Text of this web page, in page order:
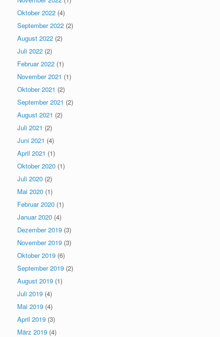
Oktober 2022 (4)
September 2022 (2)
August 2022 (2)
Juli 2022 (2)
Februar 2022 (1)
November 2021 (1)
Oktober 2021 (2)
September 2021 (2)
August 2021 (2)
Juli 2021 (2)
Juni 2021 (4)
April 2021 (1)
Oktober 2020 (1)
Juli 2020 (2)
Mai 2020 (1)
Februar 2020 (1)
Januar 2020 (4)
Dezember 2019 (3)
November 2019 (3)
Oktober 2019 (6)
September 2019 (2)
August 2019 (1)
Juli 2019 (4)
Mai 2019 (4)
April 2019 (3)
März 2019 (4)